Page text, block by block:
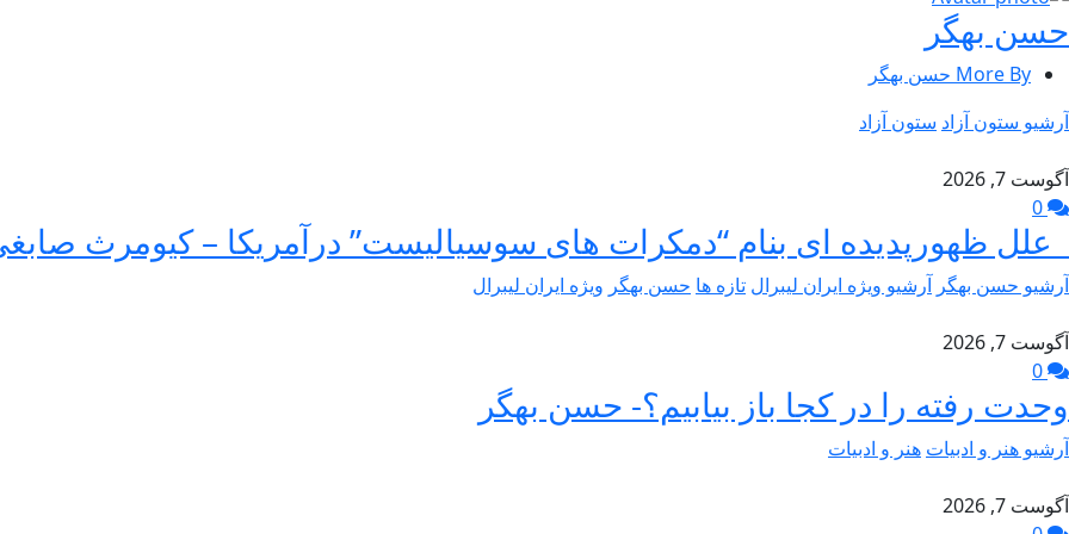
حسن بهگر
More By حسن بهگر
آرشیو ستون آزاد ستون آزاد
آگوست 7, 2026
علل ظهورپدیده ای بنام “دمکرات های سوسیالیست” درآمریکا – کیومرث
آرشیو حسن بهگر آرشیو ویژه ایران لیبرال تازه ها حسن بهگر ویژه ایران لیبرال
آگوست 7, 2026
وحدت رفته را در کجا باز بیابیم؟- حسن بهگر
آرشیو هنر و ادبیات هنر و ادبیات
آگوست 7, 2026